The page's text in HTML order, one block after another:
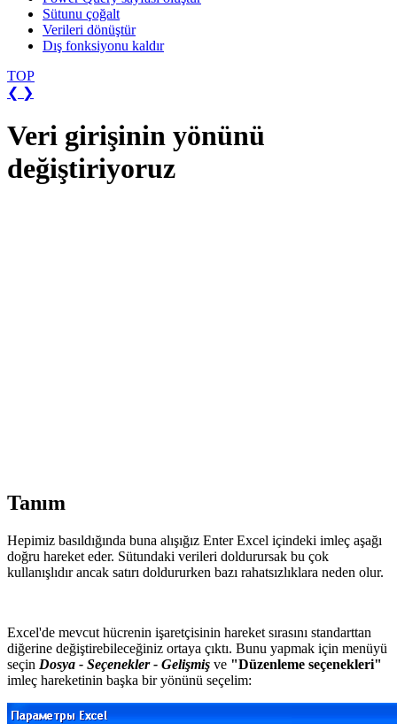
Sütunu çoğalt
Verileri dönüştür
Dış fonksiyonu kaldır
TOP
❮ ❯
Veri girişinin yönünü
değiştiriyoruz
Tanım
Hepimiz basıldığında buna alışığız EnterExcel içindeki imleç aşağı
doğru hareket eder. Sütundaki verileri doldurursak bu çok
kullanışlıdır ancak satırı doldururken bazı rahatsızlıklara neden olur.
Excel'de mevcut hücrenin işaretçisinin hareket sırasını standarttan
diğerine değiştirebileceğiniz ortaya çıktı. Bunu yapmak için menüyü
seçin Dosya - Seçenekler - Gelişmiş ve "Düzenleme seçenekleri"
imleç hareketinin başka bir yönünü seçelim: